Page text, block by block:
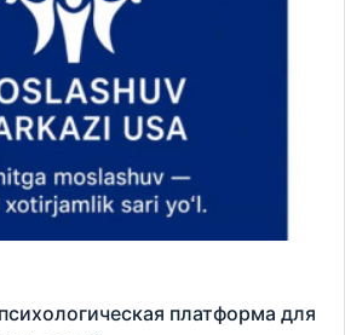
платформа для